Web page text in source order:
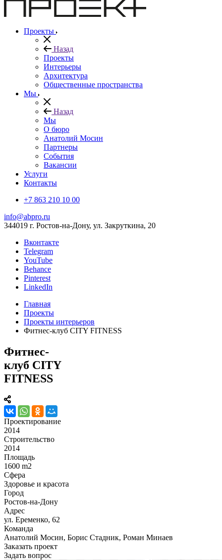
Проекты
Назад
Проекты
Интерьеры
Архитектура
Общественные пространства
Мы
Назад
Мы
О бюро
Анатолий Мосин
Партнеры
События
Вакансии
Услуги
Контакты
+7 863 210 10 00
info@abpro.ru
344019 г. Ростов-на-Дону, ул. Закруткина, 20
Вконтакте
Telegram
YouTube
Behance
Pinterest
LinkedIn
Главная
Проекты
Проекты интерьеров
Фитнес-клуб CITY FITNESS
Фитнес-
клуб CITY
FITNESS
Проектирование
2014
Строительство
2014
Площадь
1600 m2
Сфера
Здоровье и красота
Город
Ростов-на-Дону
Адрес
ул. Еременко, 62
Команда
Анатолий Мосин, Борис Стадник, Роман Минаев
Заказать проект
Задать вопрос